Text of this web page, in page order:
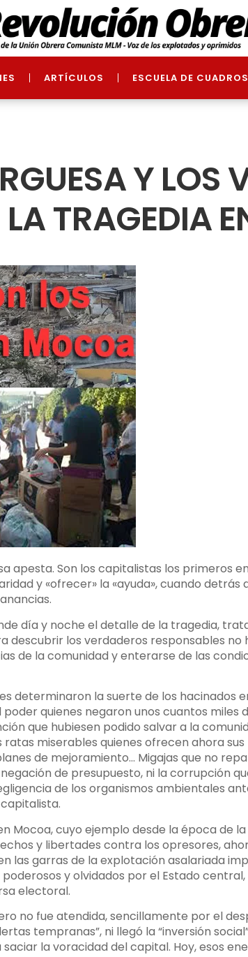
ARTÍCULOS ESCUELA DE CUADROS
Y LOS
LA TRAGEDIA
apesta. Son los capitalistas los primeros
y «ofrecer» la «ayuda», cuando detrás
día y noche el detalle de la tragedia,
descubrir los verdaderos responsables no
de la comunidad y enterarse de las
determinaron la suerte de los hacinados
quienes negaron unos cuantos miles
que hubiesen podido salvar a la
miserables quienes ofrecen ahora sus
de mejoramiento… Migajas que no
de presupuesto, ni la corrupción
de los organismos ambientales
Mocoa, cuyo ejemplo desde la época de la
y libertades contra los opresores,
las garras de la explotación asalariada
y olvidados por el Estado
electoral.
no fue atendida, sencillamente por el
tempranas”, ni llegó la “inversión
la voracidad del capital. Hoy, esos